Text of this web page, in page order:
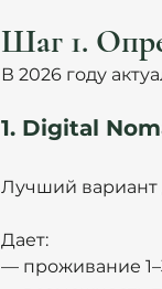
Шаг 1.
В 2026 году
1. Digital
Лучший вариант
Дает:
— проживание